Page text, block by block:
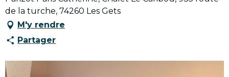
de la turche, 74260 Les Gets
M'y rendre
Partager